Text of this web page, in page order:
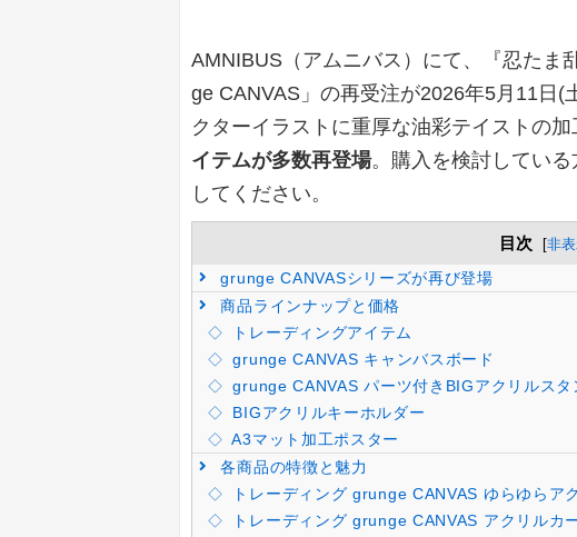
AMNIBUS（アムニバス）にて、『忍たま
ge CANVAS」の再受注が2026年5月11日(
クターイラストに重厚な油彩テイストの加
イテムが多数再登場。購入を検討してい
してください。
目次 [非
grunge CANVASシリーズが再び登場
商品ラインナップと価格
トレーディングアイテム
grunge CANVAS キャンバスボード
grunge CANVAS パーツ付きBIGアクリルスタ
BIGアクリルキーホルダー
A3マット加工ポスター
各商品の特徴と魅力
トレーディング grunge CANVAS ゆらゆらア
トレーディング grunge CANVAS アクリルカ